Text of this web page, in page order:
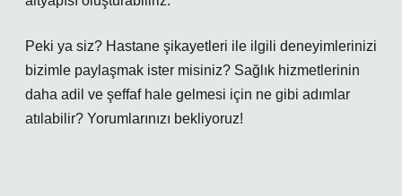
Peki ya siz? Hastane şikayetleri ile ilgili deneyimlerinizi
bizimle paylaşmak ister misiniz? Sağlık hizmetlerinin
daha adil ve şeffaf hale gelmesi için ne gibi adımlar
atılabilir? Yorumlarınızı bekliyoruz!